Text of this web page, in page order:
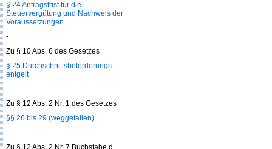
§ 24 Antragsfrist für die
Steuervergütung und Nachweis der
Voraussetzungen
-
Zu § 10 Abs. 6 des Gesetzes
§ 25 Durchschnittsbeförderungs­
entgelt
-
Zu § 12 Abs. 2 Nr. 1 des Gesetzes
§§ 26 bis 29 (weggefallen)
-
Zu § 12 Abs. 2 Nr. 7 Buchstabe d